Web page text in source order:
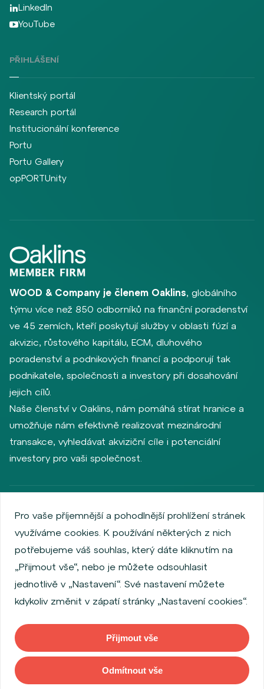
LinkedIn
YouTube
PŘIHLÁŠENÍ
Klientský portál
Research portál
Institucionální konference
Portu
Portu Gallery
opPORTUnity
WOOD & Company je členem Oaklins, globálního
týmu více než 850 odborníků na finanční poradenství
ve 45 zemích, kteří poskytují služby v oblasti fúzí a
akvizic, růstového kapitálu, ECM, dluhového
poradenství a podnikových financí a podporují tak
podnikatele, společnosti a investory při dosahování
jejich cílů.
Naše členství v Oaklins, nám pomáhá stírat hranice a
umožňuje nám efektivně realizovat mezinárodní
transakce, vyhledávat akviziční cíle i potenciální
investory pro vaši společnost.
Zásady ochrany osobních údajů
Používání cookies
Informace o emitentech
Zaměstnanecký akciový program
Povinně zveřejňované informace
Finanční výkonnost
Regulation S, Rule 144a
Informace dle MiFID
Copyright © 2026 WOOD & Company. Všechna práva vyhrazena. (WOOD
& Company Financial Services, a. s., je regulovaná Českou národní
bankou se sídlem Na Příkopě 28, 115 03, Praha 1, Česká republika).
Pro vaše příjemnější a pohodlnější prohlížení stránek
využíváme cookies. K používání některých z nich
potřebujeme váš souhlas, který dáte kliknutím na
„Přijmout vše“, nebo je můžete odsouhlasit
jednotlivě v „Nastavení“. Své nastavení můžete
kdykoliv změnit v zápatí stránky „Nastavení cookies“.
Odmítnout vše
Přijmout vše